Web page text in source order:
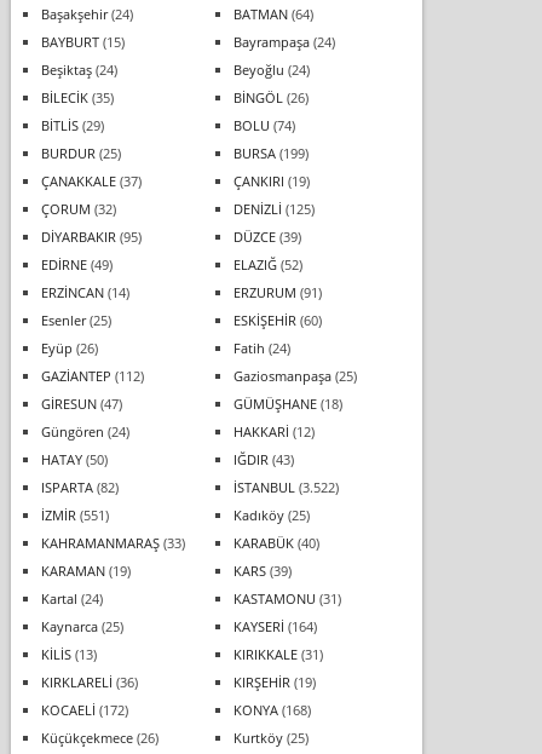
Başakşehir(24) BATMAN(64)
BAYBURT(15) Bayrampaşa(24)
Beşiktaş(24) Beyoğlu (24)
BİLECİK(35) BİNGÖL (26)
BİTLİS(29) BOLU (74)
BURDUR (25) BURSA(199)
ÇANAKKALE(37) ÇANKIRI (19)
ÇORUM (32) DENİZLİ (125)
DİYARBAKIR (95) DÜZCE(39)
EDİRNE(49) ELAZIĞ(52)
ERZİNCAN(14) ERZURUM (91)
Esenler(25) ESKİŞEHİR (60)
Eyüp (26) Fatih (24)
GAZİANTEP (112) Gaziosmanpaşa(25)
GİRESUN(47) GÜMÜŞHANE(18)
Güngören (24) HAKKARİ (12)
HATAY(50) IĞDIR (43)
ISPARTA(82) İSTANBUL (3.522)
İZMİR (551) Kadıköy(25)
KAHRAMANMARAŞ(33) KARABÜK(40)
KARAMAN(19) KARS(39)
Kartal (24) KASTAMONU (31)
Kaynarca(25) KAYSERİ (164)
KİLİS(13) KIRIKKALE(31)
KIRKLARELİ (36) KIRŞEHİR (19)
KOCAELİ (172) KONYA(168)
Küçükçekmece(26) Kurtköy(25)